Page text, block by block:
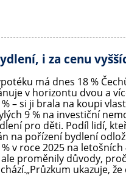
i za cenu
má dnes 18 %
v horizontu dvou a
% – si ji brala na koupi
9 % na investiční
pro děti. Podíl lidí,
na pořízení bydlení
v roce 2025 na letošních
proměnily důvody,
ukazuje,